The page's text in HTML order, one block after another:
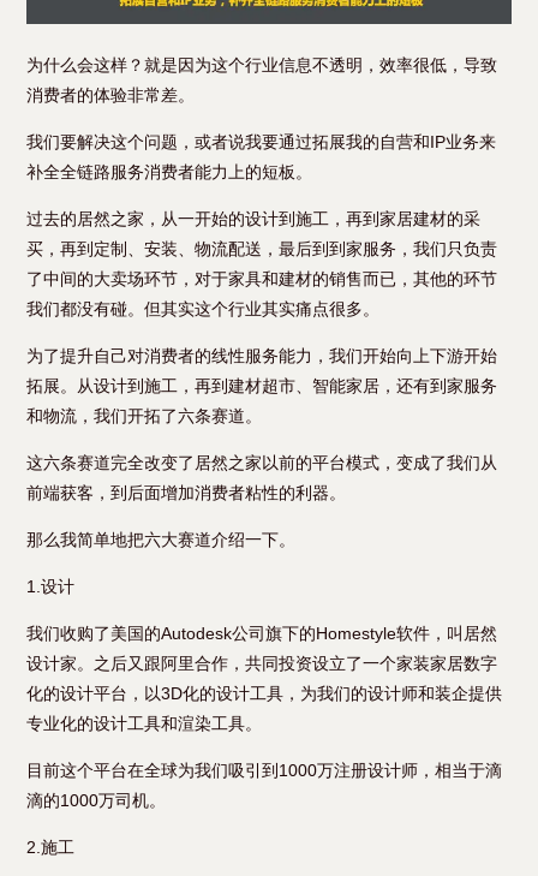
为什么会这样？就是因为这个行业信息不透明，效率很低，导致
消费者的体验非常差。
我们要解决这个问题，或者说我要通过拓展我的自营和IP业务来
补全全链路服务消费者能力上的短板。
过去的居然之家，从一开始的设计到施工，再到家居建材的采
买，再到定制、安装、物流配送，最后到到家服务，我们只负责
了中间的大卖场环节，对于家具和建材的销售而已，其他的环节
我们都没有碰。但其实这个行业其实痛点很多。
为了提升自己对消费者的线性服务能力，我们开始向上下游开始
拓展。从设计到施工，再到建材超市、智能家居，还有到家服务
和物流，我们开拓了六条赛道。
这六条赛道完全改变了居然之家以前的平台模式，变成了我们从
前端获客，到后面增加消费者粘性的利器。
那么我简单地把六大赛道介绍一下。
1.设计
我们收购了美国的Autodesk公司旗下的Homestyle软件，叫居然
设计家。之后又跟阿里合作，共同投资设立了一个家装家居数字
化的设计平台，以3D化的设计工具，为我们的设计师和装企提供
专业化的设计工具和渲染工具。
目前这个平台在全球为我们吸引到1000万注册设计师，相当于滴
滴的1000万司机。
2.施工